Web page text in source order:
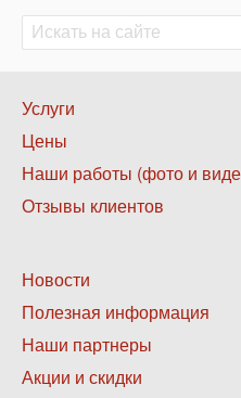
Поиск
Поиск
Нижнее
меню
1
Услуги
Цены
Наши работы (фото и
Отзывы клиентов
Нижнее
меню
2
Новости
Полезная информация
Наши партнеры
Акции и скидки